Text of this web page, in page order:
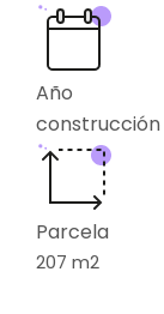
Año
construcción
Parcela
207 m2